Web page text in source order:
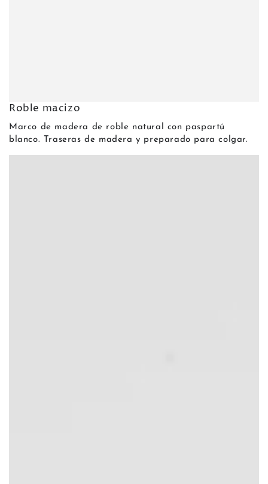
Roble macizo
Marco de madera de roble natural con paspartú
blanco. Traseras de madera y preparado para colgar.